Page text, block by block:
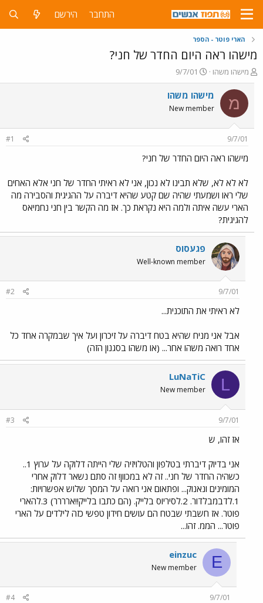
התחבר הירשם
הארי פוטר - הספר
מישהו ראה היום החדר של חני?
פ
ו
ת
ח
ה
ש
א
מישהו משהו
פ
ו
ר
ם
ר
ך
9/7/01
מ מישהו משהו
New member
9/7/01
#1
מישהו ראה היום החדר של חני?
לא לא לא, שלא תבינו לא נכון, אני לא ראיתי החדר של חני אלא האחים
שלי ראו ושמעתי שהיה שם קטע שהיא דיברה על ההגיגית והסבירה מה
הארי עשה איתה ולמה היא נקראת כך. אז מה הקשר בין חני נחמיאס
להגיגית?
פגעסוס
Well-known member
9/7/01
#2
לא ראיתי את התוכנית...
אבל אני מניח שהיא בטח דיברה על זיכרון ועל איך שבמקרה אחד כל
אחד רואה משהו אחר... (או משהו בסגנון הזה)
L
LuNaTiC
New member
9/7/01
#3
אז זהו, ש
אני בדיוק דיברתי בטלפון והטלויזיה שלי הייתה דלוקה על ערוץ 1..
כשהיה החדר של חני.. זה לא במכוון! זה סתם נשאר דלוק אחרי
המומינים ונאנוק... ופתאום אני רואה על המסך שלוש אפשרויות:
1.לדבמבלדור. 2.לסיריוס בלייק. (הם כתבו בלייק!!ארררר) 3.להארי
פוטר. אז חשבתי שבטח הם עושים חידון טפשי כזה לילדים על הארי
פוטר... הממ. זהו...
E
einzuc
New member
9/7/01
#4